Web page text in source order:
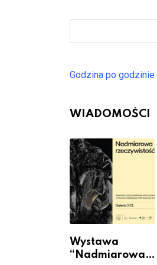
Godzina po godzinie
WIADOMOŚCI
Wystawa
“Nadmiarowa